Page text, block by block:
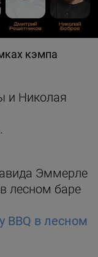
кэмпа
и Николая
Эммерле
лесном баре
BBQ в лесном